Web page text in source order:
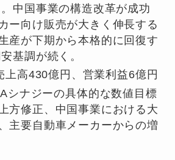
中国事業の構造改革が成功
ー向け販売が大きく伸長する
産が下期から本格的に回復す
基調が続く。
上高430億円、営業利益6億円
シナジーの具体的な数値目標
方修正、中国事業における大
主要自動車メーカーからの増